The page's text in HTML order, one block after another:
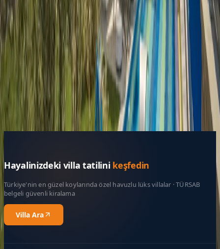
Resmi Belge
Kültür ve Turizm Bakanlığı
Belge No:
07-8914
Giriş - Çıkış Tarihi Tarih aralığı seçin
Yetişkin Sayısı
Çocuk Sayısı
Hayalinizdeki villa tatilini keşfedin
Türkiye'nin en güzel koylarında özel havuzlu lüks villalar · TÜRSAB
belgeli güvenli kiralama
Villa Ara